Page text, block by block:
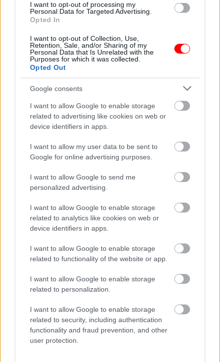
I want to opt-out of processing my
Personal Data for Targeted Advertising.
Opted In
I want to opt-out of Collection, Use,
Retention, Sale, and/or Sharing of my
Personal Data that Is Unrelated with the
Purposes for which it was collected.
Opted Out
Google consents
I want to allow Google to enable storage
related to advertising like cookies on web or
device identifiers in apps.
I want to allow my user data to be sent to
Google for online advertising purposes.
I want to allow Google to send me
personalized advertising.
I want to allow Google to enable storage
related to analytics like cookies on web or
device identifiers in apps.
I want to allow Google to enable storage
related to functionality of the website or app.
I want to allow Google to enable storage
related to personalization.
I want to allow Google to enable storage
related to security, including authentication
functionality and fraud prevention, and other
user protection.
Υπάρχει δυνατότητα και σε μεγαλύτερη ποσότητα κατόπιν
συνεννόησης!
Σχετικά προϊόντα
οι φωτογραφίες είναι ενδεικτικές
Σνάκ μεξικάνος
0,90€ – 9,00€
Επιλογή
οι φωτογραφίες είναι ενδεικτικές
Πίνατς πικάντικο
0,65€
οι φωτογραφίες είναι ενδεικτικές
2,50 € – 10,00€
Επιλογή
οι φωτογραφίες είναι ενδεικτικές
pepper
1,40€ – 14,00